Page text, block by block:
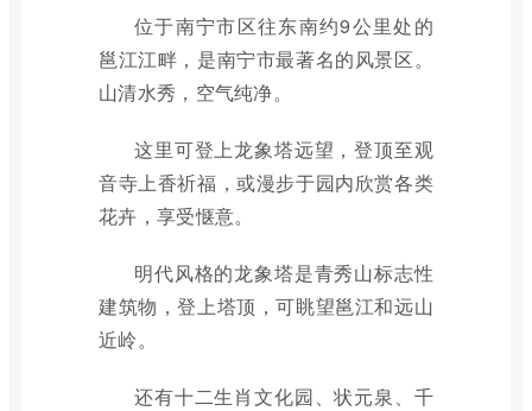
位于南宁市区往东南约9公里处的
邕江江畔，是南宁市最著名的风景区。
山清水秀，空气纯净。
这里可登上龙象塔远望，登顶至观
音寺上香祈福，或漫步于园内欣赏各类
花卉，享受惬意。
明代风格的龙象塔是青秀山标志性
建筑物，登上塔顶，可眺望邕江和远山
近岭。
还有十二生肖文化园、状元泉、千